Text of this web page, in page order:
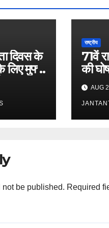
दिवस के
लिए मुफ्त
‘फ्रीडम
राष्ट्रीय
71वें
की
काAUG
be published. Required